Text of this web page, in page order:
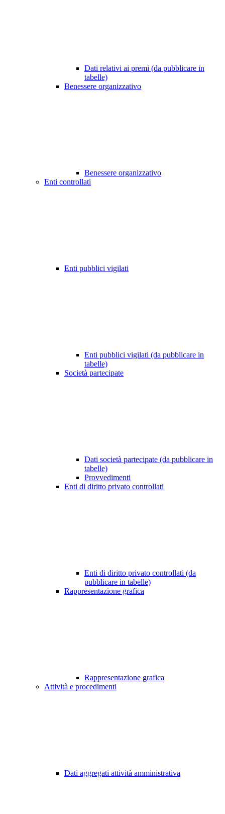
Dati relativi ai premi (da pubblicare in
tabelle)
Benessere organizzativo
Benessere organizzativo
Enti controllati
Enti pubblici vigilati
Enti pubblici vigilati (da pubblicare in
tabelle)
Società partecipate
Dati società partecipate (da pubblicare in
tabelle)
Provvedimenti
Enti di diritto privato controllati
Enti di diritto privato controllati (da
pubblicare in tabelle)
Rappresentazione grafica
Rappresentazione grafica
Attività e procedimenti
Dati aggregati attività amministrativa